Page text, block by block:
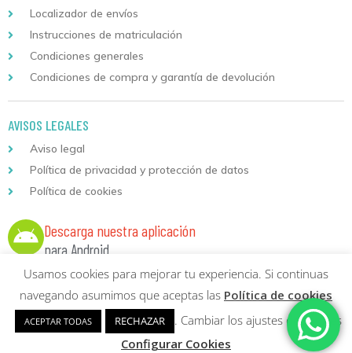
Localizador de envíos
Instrucciones de matriculación
Condiciones generales
Condiciones de compra y garantía de devolución
AVISOS LEGALES
Aviso legal
Política de privacidad y protección de datos
Política de cookies
Descarga nuestra aplicación
para Android
Copyright © 2026 Formación Continuada Logoss | Diseño weby
Usamos cookies para mejorar tu experiencia. Si continuas
navegando asumimos que aceptas las Política de cookies
ACEPTAR TODAS RECHAZAR
. Cambiar los ajustes de cookies
Configurar Cookies